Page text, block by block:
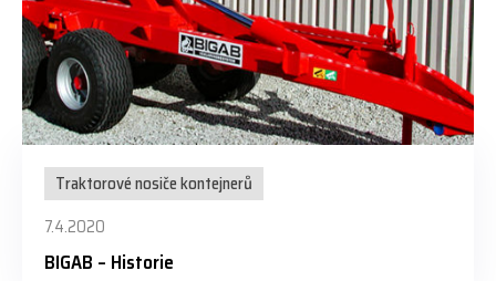
Traktorové nosiče kontejnerů
7.4.2020
BIGAB – Historie